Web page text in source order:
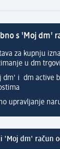
s 'Moj dm'
za kupnju
u dm
dm' i dm active
upravljanje
'Moj dm' račun